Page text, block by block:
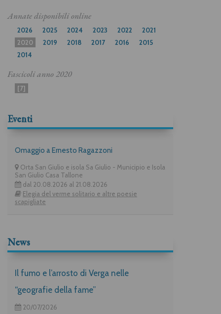
Annate disponibili online
2026 2025 2024 2023 2022
2021
2020
2019 2018 2017 2016
2015
2014
Fascicoli anno2020
[7]
Eventi
Omaggio a Ernesto Ragazzoni
Orta San Giulio e isola Sa Giulio - Municipio e Isola
San Giulio Casa Tallone
dal 20.08.2026 al 21.08.2026
Elegia del verme solitario e altre poesie
scapigliate
News
Il fumo e l’arrosto di Verga nelle
“geografie della fame”
20/07/2026